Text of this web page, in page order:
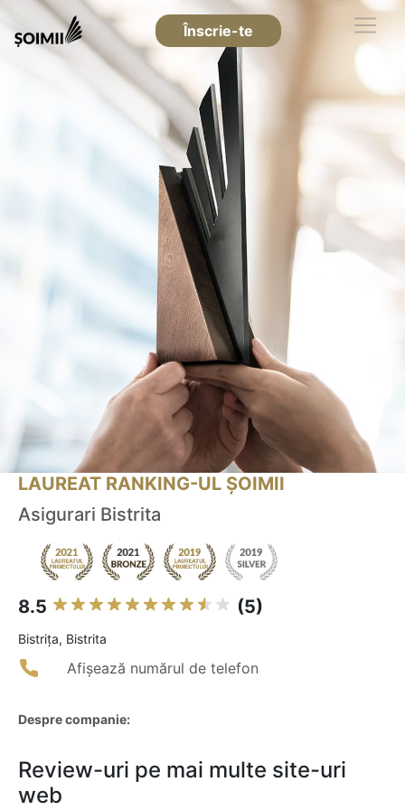
Înscrie-te
LAUREAT RANKING-UL ȘOIMII
Asigurari Bistrita
8.5 (5)
Bistriţa, Bistrita
Afișează numărul de telefon
Despre companie:
Review-uri pe mai multe site-uri
web